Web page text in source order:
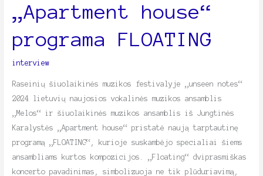
„Apartment house“
programa FLOATING
interview
Raseinių šiuolaikinės muzikos festivalyje „unseen notes“
2024 lietuvių naujosios vokalinės muzikos ansamblis
„Melos“ ir šiuolaikinės muzikos ansamblis iš Jungtinės
Karalystės „Apartment house“ pristatė naują tarptautinę
programą „FLOATING“, kurioje suskambėjo specialiai šiems
ansambliams kurtos kompozicijos. „Floating“ dviprasmiškas
koncerto pavadinimas, simbolizuoja ne tik plūduriavimą,
„Apartment
house“
programa
FLOATING